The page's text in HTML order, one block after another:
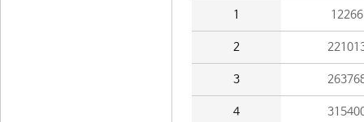
1 12266
2
3
4